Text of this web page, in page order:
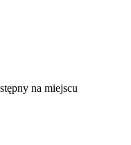
na miejscu